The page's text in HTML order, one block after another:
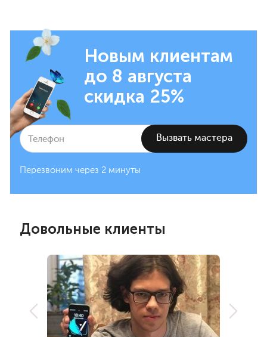
Новым клиентам
до 8 августа
скидка 25%
Перезвоним через 2 минуты
Довольные клиенты